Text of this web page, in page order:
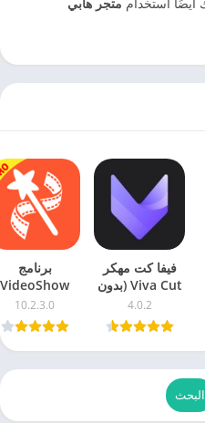
فيفا كت مهكر
Viva Cut (بدون
علامة مائية)
2025 للاندرويد
4.0.2
برنامج
VideoShow
APK 2025
مهكر
اخر إصدار
10.2.3.0
البحث